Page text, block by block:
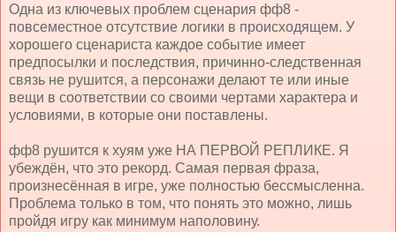
Одна из ключевых проблем сценария фф8 -
повсеместное отсутствие логики в происходящем. У
хорошего сценариста каждое событие имеет
предпосылки и последствия, причинно-следственная
связь не рушится, а персонажи делают те или иные
вещи в соответствии со своими чертами характера и
условиями, в которые они поставлены.
фф8 рушится к хуям уже НА ПЕРВОЙ РЕПЛИКЕ. Я
убеждён, что это рекорд. Самая первая фраза,
произнесённая в игре, уже полностью бессмысленна.
Проблема только в том, что понять это можно, лишь
пройдя игру как минимум наполовину.